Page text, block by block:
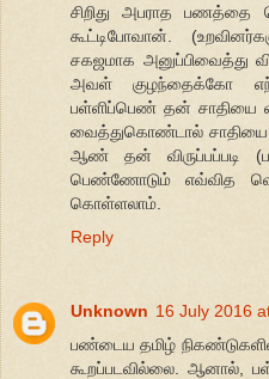
சிறிது அபராத பணத்தை
கூட்டிபோவான்.
சகஜமாக அனுப்பிவைத்து
அவள் குழந்தைக்கோ
பள்ளிப்பெண் தன் சாதியை
வைத்துகொண்டால் சாதியை
ஆண் தன் விருப்பப்படி
பெண்ணோடும் எவ்வித
கொள்ளலாம்.
Reply
Unknown 16 July 2016
பண்டைய தமிழ்
கூறப்படவில்லை. ஆனால்,